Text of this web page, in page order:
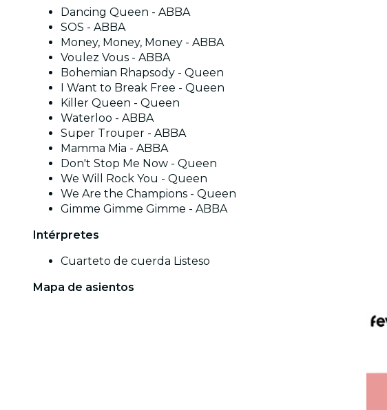
Dancing Queen - ABBA
SOS - ABBA
Money, Money, Money - ABBA
Voulez Vous - ABBA
Bohemian Rhapsody - Queen
I Want to Break Free - Queen
Killer Queen - Queen
Waterloo - ABBA
Super Trouper - ABBA
Mamma Mia - ABBA
Don't Stop Me Now - Queen
We Will Rock You - Queen
We Are the Champions - Queen
Gimme Gimme Gimme - ABBA
Intérpretes
Cuarteto de cuerda Listeso
Mapa de asientos